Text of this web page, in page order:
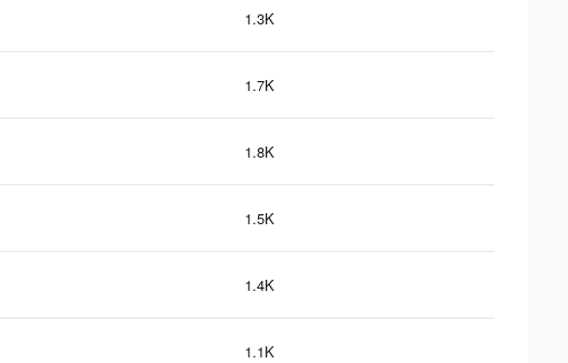
1.3K
1.7K
1.8K
1.5K
1.4K
1.1K